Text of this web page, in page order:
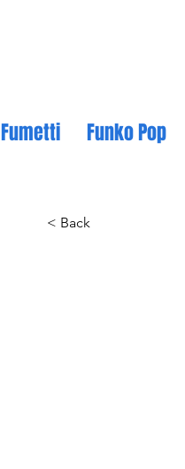
Fumetti Funko Pop
< Back